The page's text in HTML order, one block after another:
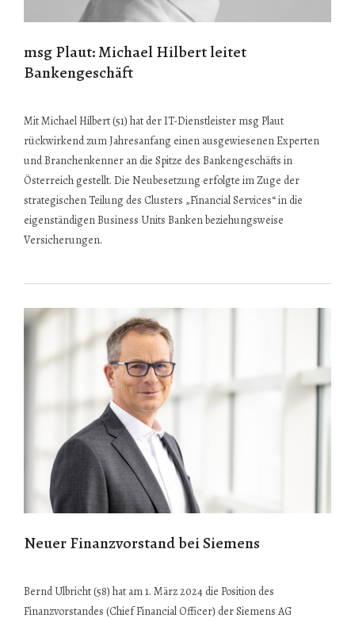
msg Plaut: Michael Hilbert leitet
Bankengeschäft
Mit Michael Hilbert (51) hat der IT-Dienstleister msg Plaut
rückwirkend zum Jahresanfang einen ausgewiesenen Experten
und Branchenkenner an die Spitze des Bankengeschäfts in
Österreich gestellt. Die Neubesetzung erfolgte im Zuge der
strategischen Teilung des Clusters „Financial Services“ in die
eigenständigen Business Units Banken beziehungsweise
Versicherungen.
Neuer Finanzvorstand bei Siemens
Bernd Ulbricht (58) hat am 1. März 2024 die Position des
Finanzvorstandes (Chief Financial Officer) der Siemens AG